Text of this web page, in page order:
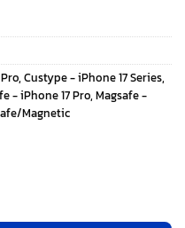
฿.
, Custype - iPhone 17 Series,
- iPhone 17 Pro, Magsafe -
Magnetic
(Magsafe) - เคส